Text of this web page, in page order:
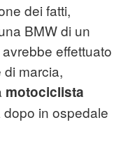
dei fatti,
BMW di un
effettuato
marcia,
motociclista
in ospedale